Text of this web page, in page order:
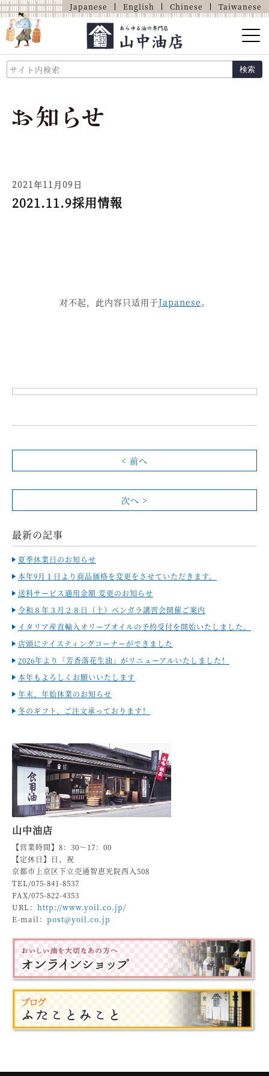
Japanese English Chinese Taiwanese
検索
山中油店的介绍
商品介绍
2021年11月09日
2021.11.9採用情報
对不起，此内容只适用于Japanese。
< 前へ
次へ >
最新の記事
夏季休業日のお知らせ
本年9月１日より商品価格を変更をさせていただきます。
送料サービス適用金額 変更のお知らせ
令和８年３月２８日（土）ベンガラ講習会開催ご案内
イタリア産直輸入オリーブオイルの予約受付を開始いたしました。
店頭にテイスティングコーナーができました
2026年より「芳香落花生油」がリニューアルいたしました！
本年もよろしくお願いいたします
年末、年始休業のお知らせ
冬のギフト、ご注文承っております！
山中油店
【営業時間】8：30～17：00
【定休日】日、祝
京都市上京区下立売通智恵光院西入508
TEL/075-841-8537
FAX/075-822-4353
URL： http://www.yoil.co.jp/
E-mail： post@yoil.co.jp